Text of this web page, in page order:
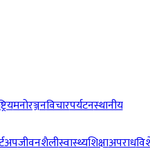
मनोरञ्जनविचारपर्यटनस्थानीय
जीवनशैलीस्वास्थ्यशिक्षाअपराध